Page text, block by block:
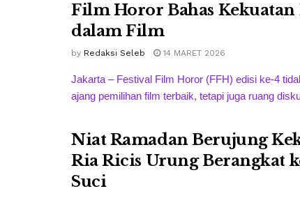
Film Horor Bahas
dalam Film
by Redaksi Seleb 14 MARET 2026
Jakarta – Festival Film Horor (FFH) edisi ke-4
ajang pemilihan film terbaik, tetapi juga ruang
Niat Ramadan Berujung
Ria Ricis Urung Berangkat
Suci